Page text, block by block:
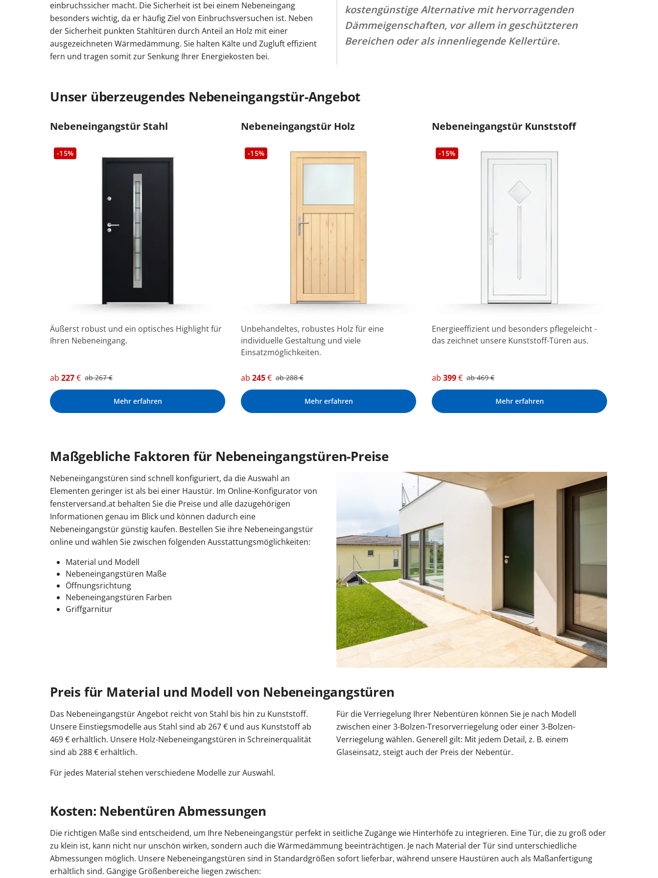
einbruchssicher macht. Die Sicherheit ist bei einem Nebeneingang
besonders wichtig, da er häufig Ziel von Einbruchsversuchen ist. Neben
der Sicherheit punkten Stahltüren durch Anteil an Holz mit einer
ausgezeichneten Wärmedämmung. Sie halten Kälte und Zugluft effizient
fern und tragen somit zur Senkung Ihrer Energiekosten bei.
kostengünstige Alternative mit hervorragenden
Dämmeigenschaften, vor allem in geschützteren
Bereichen oder als innenliegende Kellertüre.
Unser überzeugendes Nebeneingangstür-Angebot
Nebeneingangstür Stahl
-15%
Äußerst robust und ein optisches Highlight für
Ihren Nebeneingang.
ab 227€ ab267€
Mehr erfahren
Nebeneingangstür Holz
-15%
Unbehandeltes, robustes Holz für eine
individuelle Gestaltung und viele
Einsatzmöglichkeiten.
ab 245€ ab288€
Mehr erfahren
Nebeneingangstür Kunststoff
-15%
Energieeffizient und besonders pflegeleicht -
das zeichnet unsere Kunststoff-Türen aus.
ab 399€ ab469€
Mehr erfahren
Maßgebliche Faktoren für Nebeneingangstüren-Preise
Nebeneingangstüren sind schnell konfiguriert, da die Auswahl an
Elementen geringer ist als bei einer Haustür. Im Online-Konfigurator von
fensterversand.at behalten Sie die Preise und alle dazugehörigen
Informationen genau im Blick und können dadurch eine
Nebeneingangstür günstig kaufen. Bestellen Sie ihre Nebeneingangstür
online und wählen Sie zwischen folgenden Ausstattungsmöglichkeiten:
Material und Modell
Nebeneingangstüren Maße
Öffnungsrichtung
Nebeneingangstüren Farben
Griffgarnitur
Preis für Material und Modell von Nebeneingangstüren
Das Nebeneingangstür Angebot reicht von Stahl bis hin zu Kunststoff.
Unsere Einstiegsmodelle aus Stahl sind ab 267 € und aus Kunststoff ab
469 € erhältlich. Unsere Holz-Nebeneingangstüren in Schreinerqualität
sind ab 288 € erhältlich.
Für jedes Material stehen verschiedene Modelle zur Auswahl.
Für die Verriegelung Ihrer Nebentüren können Sie je nach Modell
zwischen einer 3-Bolzen-Tresorverriegelung oder einer 3-Bolzen-
Verriegelung wählen. Generell gilt: Mit jedem Detail, z. B. einem
Glaseinsatz, steigt auch der Preis der Nebentür.
Kosten: Nebentüren Abmessungen
Die richtigen Maße sind entscheidend, um Ihre Nebeneingangstür perfekt in seitliche Zugänge wie Hinterhöfe zu integrieren. Eine Tür, die zu groß oder
zu klein ist, kann nicht nur unschön wirken, sondern auch die Wärmedämmung beeinträchtigen. Je nach Material der Tür sind unterschiedliche
Abmessungen möglich. Unsere Nebeneingangstüren sind in Standardgrößen sofort lieferbar, während unsere Haustüren auch als Maßanfertigung
erhältlich sind. Gängige Größenbereiche liegen zwischen: